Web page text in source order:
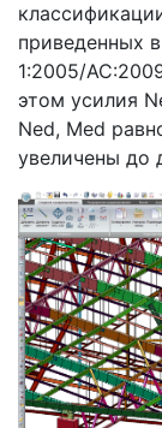
приведенных
1:2005/
этом усилия
Ned, Med
увеличены до